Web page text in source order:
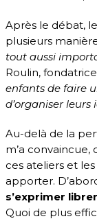
Après le débat,
plusieurs
tout aussi
Roulin,
enfants de faire
d’organiser leurs
Au-delà de la
m’a convaincue,
ces ateliers et
apporter.
s’exprimer
Quoi de plus